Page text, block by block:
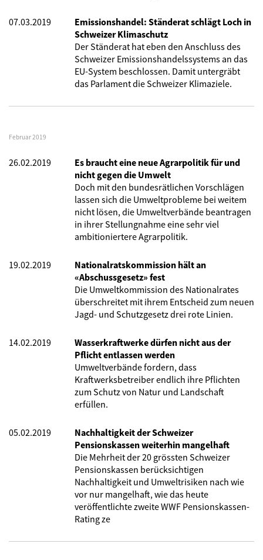
07.03.2019
Emissionshandel: Ständerat schlägt Loch in
Schweizer Klimaschutz
Der Ständerat hat eben den Anschluss des
Schweizer Emissionshandelssystems an das
EU-System beschlossen. Damit untergräbt
das Parlament die Schweizer Klimaziele.
Februar 2019
26.02.2019
Es braucht eine neue Agrarpolitik für und
nicht gegen die Umwelt
Doch mit den bundesrätlichen Vorschlägen
lassen sich die Umweltprobleme bei weitem
nicht lösen, die Umweltverbände beantragen
in ihrer Stellungnahme eine sehr viel
ambitioniertere Agrarpolitik.
19.02.2019
Nationalratskommission hält an
«Abschussgesetz» fest
Die Umweltkommission des Nationalrates
überschreitet mit ihrem Entscheid zum neuen
Jagd- und Schutzgesetz drei rote Linien.
14.02.2019
Wasserkraftwerke dürfen nicht aus der
Pflicht entlassen werden
Umweltverbände fordern, dass
Kraftwerksbetreiber endlich ihre Pflichten
zum Schutz von Natur und Landschaft
erfüllen.
05.02.2019
Nachhaltigkeit der Schweizer
Pensionskassen weiterhin mangelhaft
Die Mehrheit der 20 grössten Schweizer
Pensionskassen berücksichtigen
Nachhaltigkeit und Umweltrisiken nach wie
vor nur mangelhaft, wie das heute
veröffentlichte zweite WWF Pensionskassen-
Rating ze